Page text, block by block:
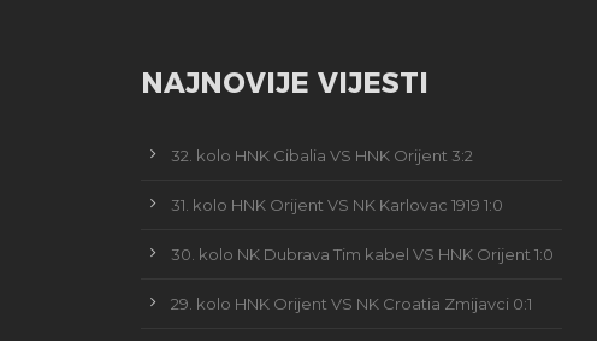
NAJNOVIJE VIJESTI
32. kolo HNK Cibalia VS HNK Orijent 3:2
31. kolo HNK Orijent VS NK Karlovac 1919 1:0
30. kolo NK Dubrava Tim kabel VS HNK Orijent 1:0
29. kolo HNK Orijent VS NK Croatia Zmijavci 0:1